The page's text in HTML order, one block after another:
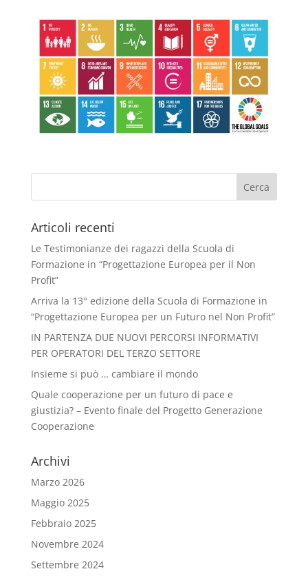
Articoli recenti
Le Testimonianze dei ragazzi della Scuola di
Formazione in “Progettazione Europea per il Non
Profit”
Arriva la 13° edizione della Scuola di Formazione in
“Progettazione Europea per un Futuro nel Non Profit”
IN PARTENZA DUE NUOVI PERCORSI INFORMATIVI
PER OPERATORI DEL TERZO SETTORE
Insieme si può … cambiare il mondo
Quale cooperazione per un futuro di pace e
giustizia? – Evento finale del Progetto Generazione
Cooperazione
Archivi
Marzo 2026
Maggio 2025
Febbraio 2025
Novembre 2024
Settembre 2024